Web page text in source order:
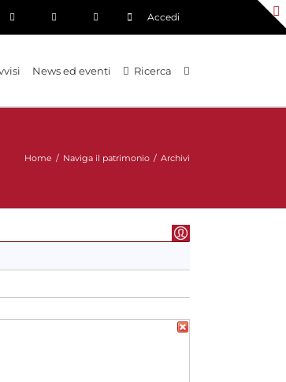
Accedi
News ed eventi Ricerca
Home / Naviga il patrimonio / Archivi